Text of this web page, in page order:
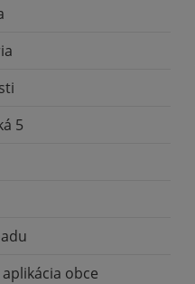
5
obce